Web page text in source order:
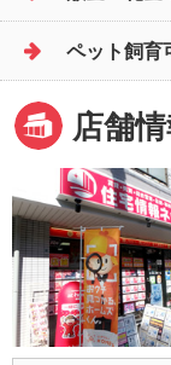
ペット飼育
店舗